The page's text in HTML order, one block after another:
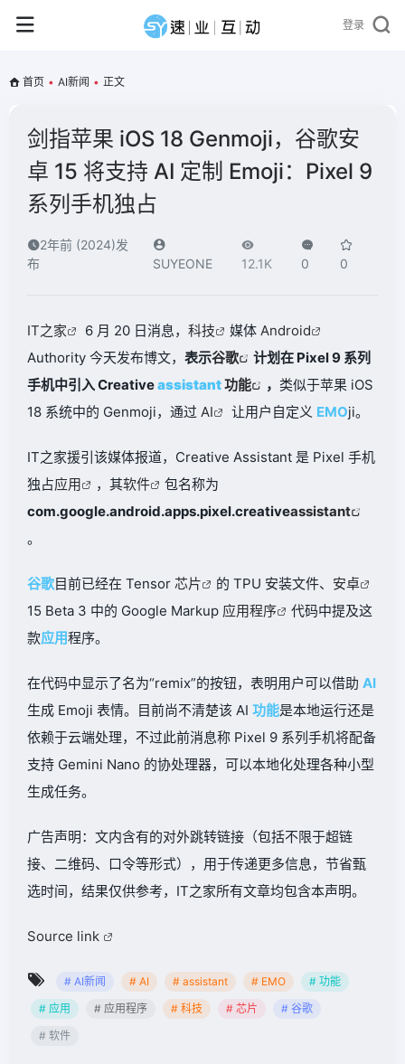
登录
首页 • AI新闻 • 正文
剑指苹果 iOS 18 Genmoji，谷歌安
卓 15 将支持 AI 定制 Emoji：Pixel 9
系列手机独占
2年前 (2024)发
布
SUYEONE 12.1K 0 0
IT之家 6 月 20 日消息， 科技 媒体 Android
Authority 今天发布博文， 表示谷歌
计划在 Pixel 9 系列
手机中引入 Creativeassistant功能 ， 类似于苹果 iOS
18 系统中的 Genmoji，通过 AI 让用户自定义 EMOji。
IT之家援引该媒体报道，Creative Assistant 是 Pixel 手机
独占应用 ，其软件
包名称为
com.google.android.apps.pixel.creativeassistant
。
谷歌目前已经在 Tensor 芯片 的 TPU 安装文件、 安卓
15 Beta 3 中的 Google Markup 应用程序
代码中提及这
款应用程序。
在代码中显示了名为“remix”的按钮，表明用户可以借助 AI
生成 Emoji 表情。目前尚不清楚该 AI 功能是本地运行还是
依赖于云端处理，不过此前消息称 Pixel 9 系列手机将配备
支持 Gemini Nano 的协处理器，可以本地化处理各种小型
生成任务。
广告声明：文内含有的对外跳转链接（包括不限于超链
接、二维码、口令等形式），用于传递更多信息，节省甄
选时间，结果仅供参考，IT之家所有文章均包含本声明。
Source link
# AI新闻 # AI # assistant # EMO
# 功能
# 应用
# 应用程序 # 科技 # 芯片
# 谷歌
# 软件